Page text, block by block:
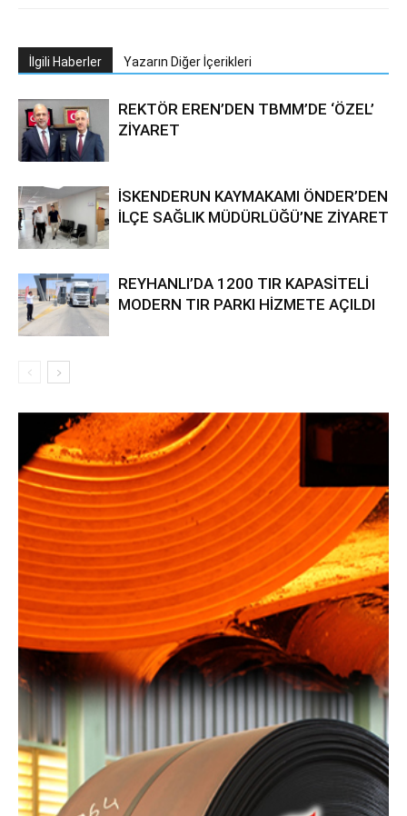
İlgili Haberler Yazarın Diğer İçerikleri
REKTÖR EREN’DEN TBMM’DE ‘ÖZEL’
ZİYARET
İSKENDERUN KAYMAKAMI ÖNDER’DEN
İLÇE SAĞLIK MÜDÜRLÜĞÜ’NE ZİYARET
REYHANLI’DA 1200 TIR KAPASİTELİ
MODERN TIR PARKI HİZMETE AÇILDI